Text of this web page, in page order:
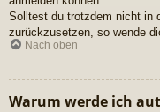
Solltest du trotzdem nicht in
zurückzusetzen, so wende
Nach oben
Warum werde ich